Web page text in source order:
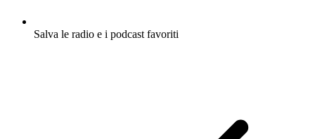
Salva le radio e i podcast favoriti